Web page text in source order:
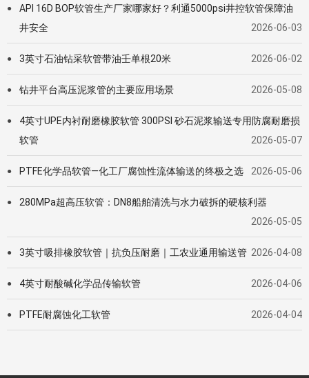
●
API 16D BOP软管生产厂家哪家好？利通5000psi井控软管保障油
井安全
2026-06-03
● 3英寸石油钻采软管带油壬单根20米 2026-06-02
● 钻井平台高压泥浆管的主要应用场景 2026-05-08
●
4英寸UPE内衬耐磨橡胶软管 300PSI 砂石泥浆输送专用防腐耐磨损
软管
2026-05-07
● PTFE化学品软管—化工厂腐蚀性流体输送的终极之选 2026-05-06
●
280MPa超高压软管：DN8船舶清洗与水力破拆的硬核利器
2026-05-05
● 3英寸吸排橡胶软管｜抗负压耐磨｜工农业通用输送管 2026-04-08
● 4英寸耐酸碱化学品传输软管 2026-04-06
● PTFE耐腐蚀化工软管 2026-04-04